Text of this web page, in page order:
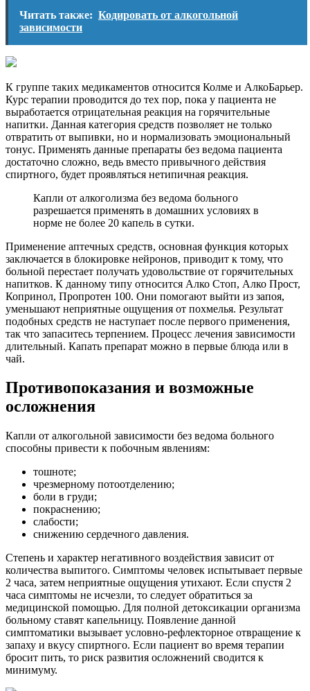
Читать также: Кодировать от алкогольной
зависимости
К группе таких медикаментов относится Колме и АлкоБарьер.
Курс терапии проводится до тех пор, пока у пациента не
выработается отрицательная реакция на горячительные
напитки. Данная категория средств позволяет не только
отвратить от выпивки, но и нормализовать эмоциональный
тонус. Применять данные препараты без ведома пациента
достаточно сложно, ведь вместо привычного действия
спиртного, будет проявляться нетипичная реакция.
Капли от алкоголизма без ведома больного
разрешается применять в домашних условиях в
норме не более 20 капель в сутки.
Применение аптечных средств, основная функция которых
заключается в блокировке нейронов, приводит к тому, что
больной перестает получать удовольствие от горячительных
напитков. К данному типу относится Алко Стоп, Алко Прост,
Копринол, Пропротен 100. Они помогают выйти из запоя,
уменьшают неприятные ощущения от похмелья. Результат
подобных средств не наступает после первого применения,
так что запаситесь терпением. Процесс лечения зависимости
длительный. Капать препарат можно в первые блюда или в
чай.
Противопоказания и возможные
осложнения
Капли от алкогольной зависимости без ведома больного
способны привести к побочным явлениям:
тошноте;
чрезмерному потоотделению;
боли в груди;
покраснению;
слабости;
снижению сердечного давления.
Степень и характер негативного воздействия зависит от
количества выпитого. Симптомы человек испытывает первые
2 часа, затем неприятные ощущения утихают. Если спустя 2
часа симптомы не исчезли, то следует обратиться за
медицинской помощью. Для полной детоксикации организма
больному ставят капельницу. Появление данной
симптоматики вызывает условно-рефлекторное отвращение к
запаху и вкусу спиртного. Если пациент во время терапии
бросит пить, то риск развития осложнений сводится к
минимуму.